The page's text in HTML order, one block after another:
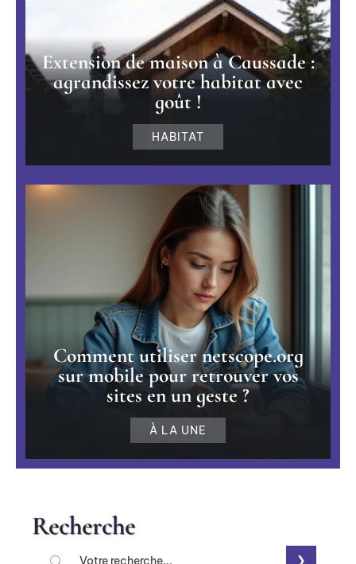
Extension de maison à Caussade :
agrandissez votre habitat avec
goût !
HABITAT
Comment utiliser netscope.org
sur mobile pour retrouver vos
sites en un geste ?
À LA UNE
Recherche